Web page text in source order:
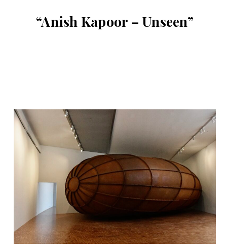
“Anish Kapoor – Unseen”